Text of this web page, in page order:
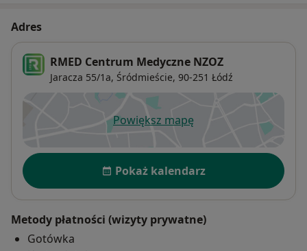
Adres
RMED Centrum Medyczne NZOZ
Jaracza 55/1a, Śródmieście, 90-251 Łódź
Powiększ mapęotwiera się w nowej karcie
Dostępność
Pokaż kalendarz
Metody płatności (wizyty prywatne)
Gotówka